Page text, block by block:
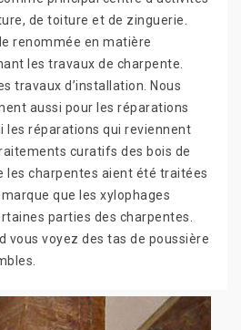
de toiture et de zinguerie.
renommée en matière
les travaux de charpente.
travaux d’installation. Nous
aussi pour les réparations
les réparations qui reviennent
curatifs des bois de
les charpentes aient été traitées
que les xylophages
parties des charpentes.
vous voyez des tas de poussière